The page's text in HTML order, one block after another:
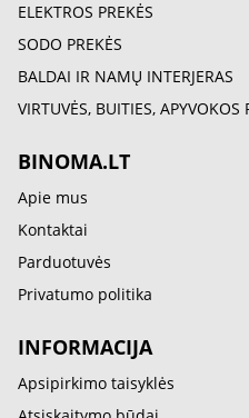
ELEKTROS PREKĖS
SODO PREKĖS
BALDAI IR NAMŲ INTERJERAS
VIRTUVĖS, BUITIES, APYVOKOS
BINOMA.LT
Apie mus
Kontaktai
Parduotuvės
Privatumo politika
INFORMACIJA
Apsipirkimo taisyklės